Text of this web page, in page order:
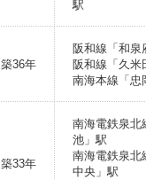
駅
築36年
阪和線「和泉
阪和線「久米
南海本線「忠
築33年
南海電鉄泉北
池」駅
南海電鉄泉北
中央」駅